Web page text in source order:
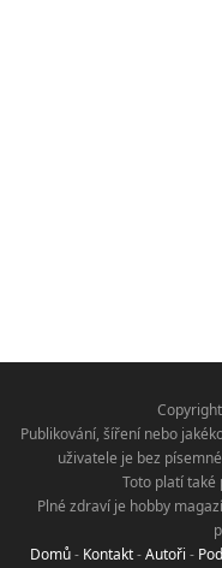
Publikování, šíření nebo
uživatele je bez
Toto platí také
Plné zdraví je hobby
Domů- Kontakt-Autoři -